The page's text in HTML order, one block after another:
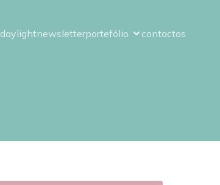
daylightnewsletterportefólio contactos